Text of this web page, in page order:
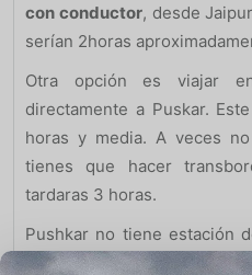
con conductor, desde
serían 2horas
Otra opción es viajar
directamente a Puskar.
horas y media. A veces
tienes que hacer
tardaras 3 horas.
Pushkar no tiene estación
que llegar a la estación de